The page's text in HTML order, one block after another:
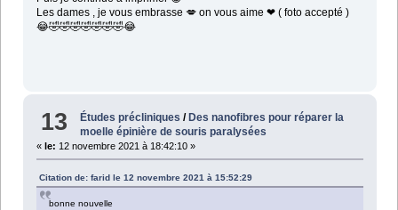
Les dames , je vous embrasse 💋 on vous aime ❤ ( foto accepté )
😂🤣🤣🤣🤣🤣🤣🤣😂
13 Études précliniques/Des nanofibres pour réparer la
moelle épinière de souris paralysées
« le: 12 novembre 2021 à 18:42:10 »
Citation de: farid le 12 novembre 2021 à 15:52:29
bonne nouvelle